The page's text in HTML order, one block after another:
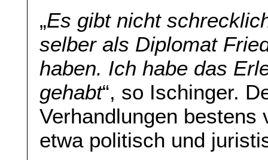
„Es gibt nicht
selber als Diplomat
haben. Ich habe das
gehabt“, so Ischinger.
Verhandlungen
etwa politisch und